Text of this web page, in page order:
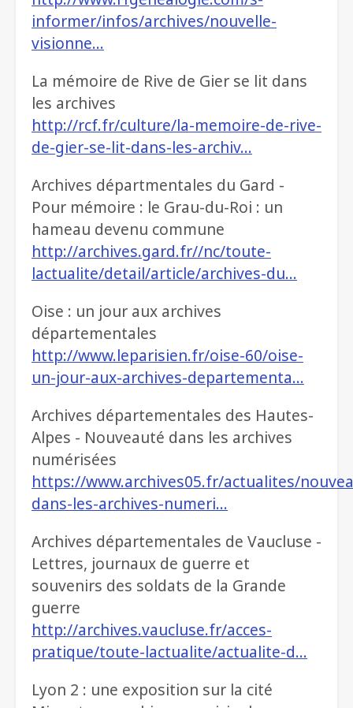
informer/infos/archives/nouvelle-
visionne…
La mémoire de Rive de Gier se lit dans
les archives
http://rcf.fr/culture/la-memoire-de-rive-
de-gier-se-lit-dans-les-archiv…
Archives départmentales du Gard -
Pour mémoire : le Grau-du-Roi : un
hameau devenu commune
http://archives.gard.fr//nc/toute-
lactualite/detail/article/archives-du…
Oise : un jour aux archives
départementales
http://www.leparisien.fr/oise-60/oise-
un-jour-aux-archives-departementa…
Archives départementales des Hautes-
Alpes - Nouveauté dans les archives
numérisées
https://www.archives05.fr/actualites/
dans-les-archives-numeri…
Archives départementales de Vaucluse -
Lettres, journaux de guerre et
souvenirs des soldats de la Grande
guerre
http://archives.vaucluse.fr/acces-
pratique/toute-lactualite/actualite-d…
Lyon 2 : une exposition sur la cité